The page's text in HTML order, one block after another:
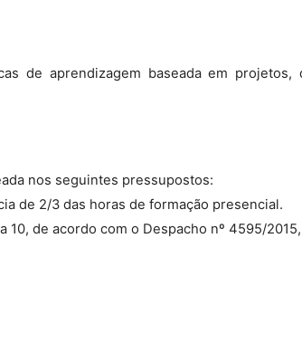
de aprendizagem baseada em
nos seguintes pressupostos:
de 2/3 das horas de formação presencial.
10, de acordo com o Despacho nº 4595/